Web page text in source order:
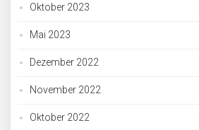
Oktober 2023
Mai 2023
Dezember 2022
November 2022
Oktober 2022